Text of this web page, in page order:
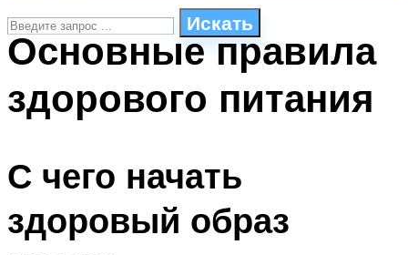
Искать
ПЛАВАНЬЕ ДЛЯ ДЕТЕЙ
ОЧИСТКА БАССЕЙНОВ
МЕНЮ
Основные правила
здорового питания
С чего начать
здоровый образ